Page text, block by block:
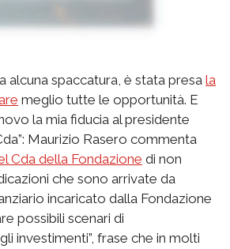
alcuna spaccatura, è stata presa la
meglio tutte le opportunità. E
la mia fiducia al presidente
Maurizio Rasero commenta
Cda della Fondazione di non
che sono arrivate da
incaricato dalla Fondazione
possibili scenari di
investimenti”, frase che in molti